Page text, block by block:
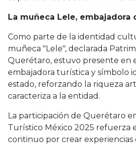
La muñeca Lele, embajadora
Como parte de la identidad
muñeca "Lele", declarada
Querétaro, estuvo presente en
embajadora turística y símbolo
estado, reforzando la riqueza
caracteriza a la entidad.
La participación de Querétaro
Turístico México 2025 refuerza
continuo por crear experiencias